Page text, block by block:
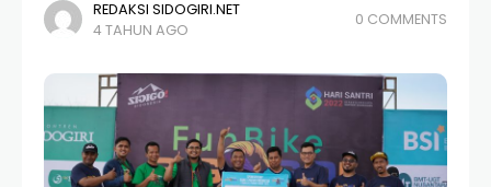
REDAKSI SIDOGIRI.NET
4 TAHUN AGO
0 COMMENTS